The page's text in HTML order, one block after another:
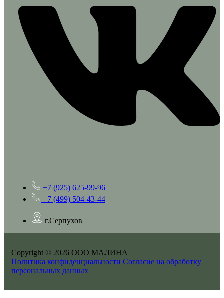
+7 (925) 625-99-96
+7 (499) 504-43-44
г.Серпухов
Copyright © 2026 ООО МАЛИНА
Политика конфиденциальности Согласие на обработку
персональных данных